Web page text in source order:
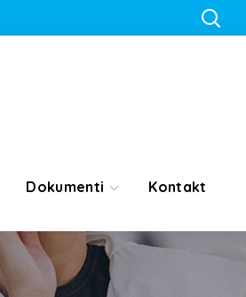
Dokumenti Kontakt